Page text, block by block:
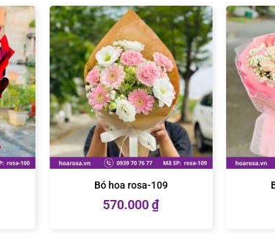
Bó hoa rosa-109
570.000₫